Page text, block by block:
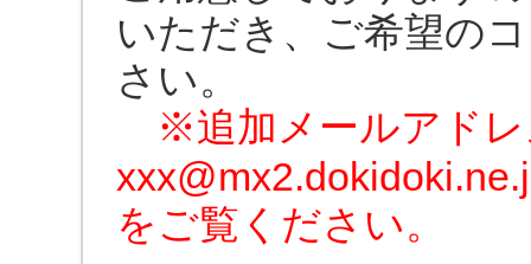
いただき、ご希望の
さい。
※追加メールアド
をご覧ください。